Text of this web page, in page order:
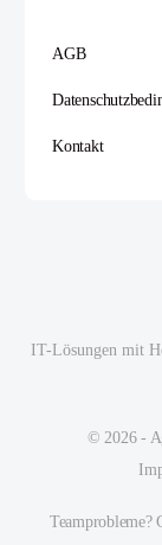
AGB
Kontakt
IT-Lösungen mit
© 2026 -
Teamprobleme?